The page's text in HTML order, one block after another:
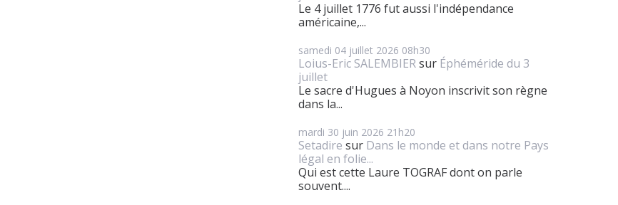
Le 4 juillet 1776 fut aussi l'indépendance
américaine,...
samedi 04 juillet 2026 08h30
Loius-Eric SALEMBIERsur Éphéméride du 3
juillet
Le sacre d'Hugues à Noyon inscrivit son règne
dans la...
mardi 30 juin 2026 21h20
Setadire sur Dans le monde et dans notre Pays
légal en folie...
Qui est cette Laure TOGRAF dont on parle
souvent....